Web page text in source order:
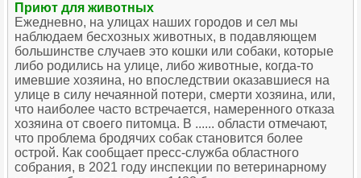
Приют для животных
Ежедневно, на улицах наших городов и сел мы
наблюдаем бесхозных животных, в подавляющем
большинстве случаев это кошки или собаки, которые
либо родились на улице, либо животные, когда-то
имевшие хозяина, но впоследствии оказавшиеся на
улице в силу нечаянной потери, смерти хозяина, или,
что наиболее часто встречается, намеренного отказа
хозяина от своего питомца. В ...... области отмечают,
что проблема бродячих собак становится более
острой. Как сообщает пресс-служба областного
собрания, в 2021 году инспекции по ветеринарному